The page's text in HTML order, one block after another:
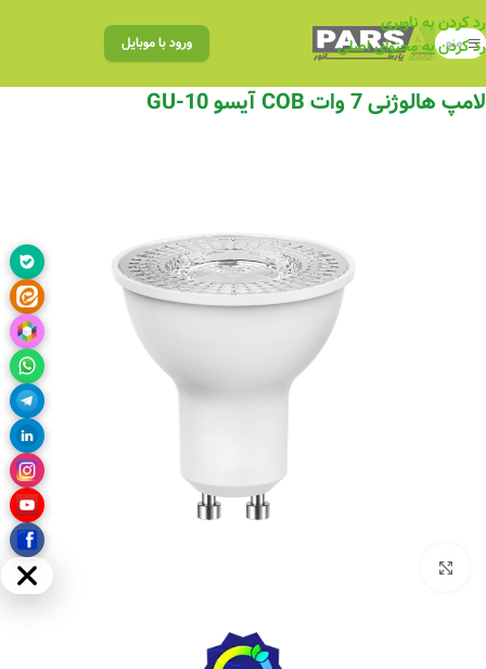
رد کردن به ناوبری
رد کردن به محتوای اصلی
منو ورود با موبایل
لامپ هالوژنی 7 وات COB آیسو GU-10